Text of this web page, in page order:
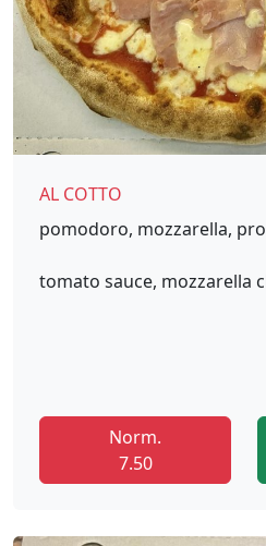
AL COTTO
pomodoro, mozzarella,
tomato sauce, mozzarella
Norm.
7.50